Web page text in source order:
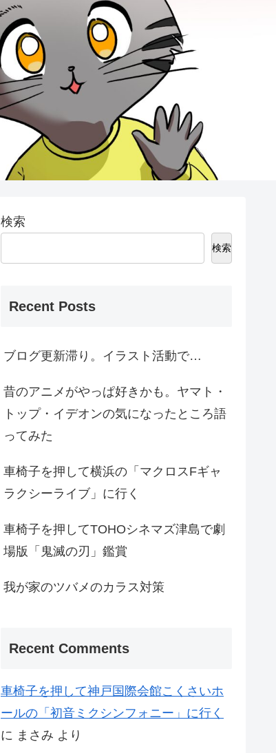
検索
検索
Recent Posts
ブログ更新滞り。イラスト活動で…
昔のアニメがやっぱ好きかも。ヤマト・
トップ・イデオンの気になったところ語
ってみた
車椅子を押して横浜の「マクロスFギャ
ラクシーライブ」に行く
車椅子を押してTOHOシネマズ津島で劇
場版「鬼滅の刃」鑑賞
我が家のツバメのカラス対策
Recent Comments
車椅子を押して神戸国際会館こくさいホ
ールの「初音ミクシンフォニー」に行く
に まさみ より